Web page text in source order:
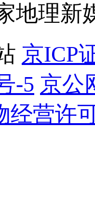
地理新
京ICP
-5 京公
经营许